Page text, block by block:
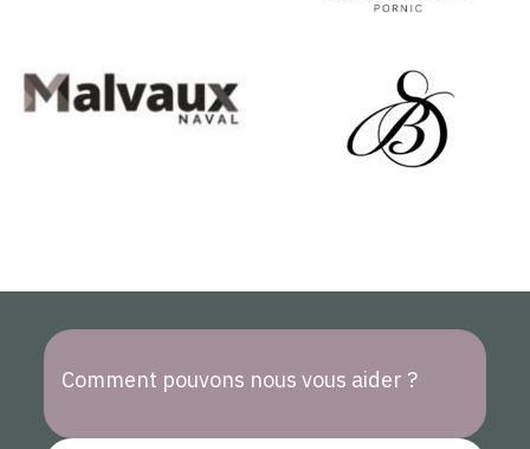
Comment pouvons nous vous aider ?